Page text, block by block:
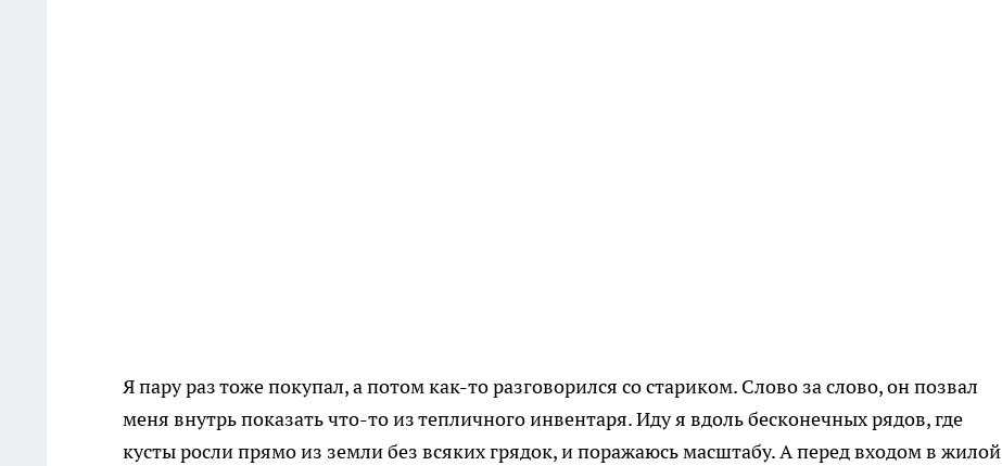
Я пару раз тоже покупал, а потом как-то разговорился со стариком. Слово за слово, он позвал
меня внутрь показать что-то из тепличного инвентаря. Иду я вдоль бесконечных рядов, где
кусты росли прямо из земли без всяких грядок, и поражаюсь масштабу. А перед входом в жилой